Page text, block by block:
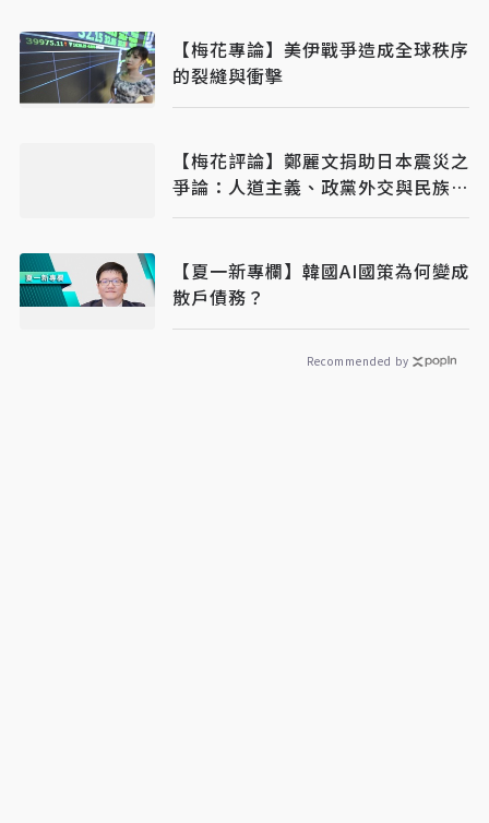
【梅花專論】美伊戰爭造成全球秩序
的裂縫與衝擊
【梅花評論】鄭麗文捐助日本震災之
爭論：人道主義、政黨外交與民族主
義之平衡
【夏一新專欄】韓國AI國策為何變成
散戶債務？
Recommended by